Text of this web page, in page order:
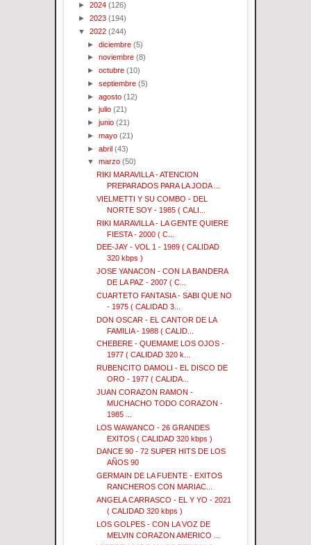
► 2024 (126)
► 2023 (194)
▼ 2022 (244)
►diciembre (5)
►noviembre (8)
►octubre (10)
►septiembre (5)
►agosto (12)
►julio (21)
►junio (21)
►mayo (21)
►abril (43)
▼marzo (50)
RIKI MARAVILLA - ATENCION
PREPARADOS PARA LA JODA ...
VIELMETTI Y SU COMBO - DEL
NORTE SOY - 1985 ( CALI...
RIKI MARAVILLA - LA GENTE QUIERE
FIESTA - 2000 ( C...
DEE-JAY - VOL 1 - 1989 ( CALIDAD
320 kbps )
JOSE YANACON - CON LA BANDERA
DE LA PAZ - 2007 ( C...
CUARTETO FANTASIA - SABI QUE NO
- 1975 ( CALIDAD 3...
DON OSCAR - EL CANTOR DE LA
FAMILIA - 1988 ( CALID...
CHEBERE - QUEMAME LOS OJOS -
1977 ( CALIDAD 320 k...
RUBENCITO DAMOLI - EL DISCO DE
ORO - 1977 ( CALIDA...
JUAN CORAZON RAMON -
MUCHACHO TODO CORAZON -
1985 ...
LOS WAWANCO - 26 GRANDES
EXITOS ( CALIDAD 320 kbps )
DANCE 90 - 72 SUPER HITS DE LOS
AÑOS 90
GERMAIN DE LA FUENTE - EXITOS
RANCHEROS CON MARIAC...
ANGELA CARRASCO - EL Y YO - 2021
( CALIDAD 320 kbps )
LOS GOLPES - CON LA VOZ DE
MELVIN CORAZON AMERICO ...